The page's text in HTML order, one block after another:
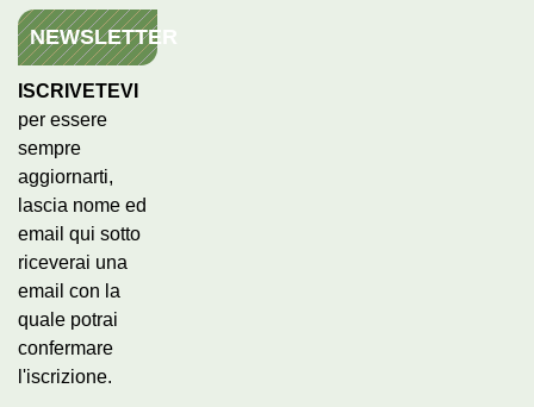
NEWSLETTER
ISCRIVETEVI
per essere
sempre
aggiornarti,
lascia nome ed
email qui sotto
riceverai una
email con la
quale potrai
confermare
l'iscrizione.